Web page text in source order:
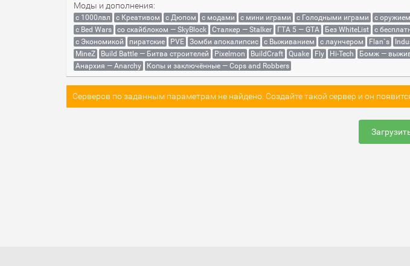
Моды и дополнения:
с 1000лвл c Креативом с Дюпом с модами с мини играми с Голодными играми с оружием
с Bed Wars
со скайблоком — SkyBlock Сталкер — Stalker ГТА 5 — GTA Без WhiteList с
с Экономикой
пиратские PVE Зомби апокалипсис с Выживанием с лаунчером Flan`s
MineZ
Build Battle — Битва строителей Pixelmon BuildCraft Quake Fly Hi-Tech Бомж —
Анархия — Anarchy
Копы и заключённые — Cops and Robbers
Серверов по заданным параметрам не найдено. Создайте такой сервер и он